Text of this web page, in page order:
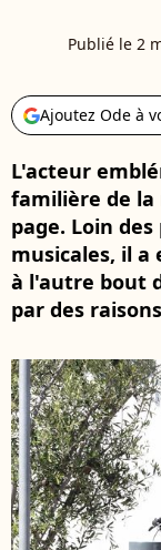
Publié le 2
Ajoutez Ode à
L'acteur
familière de la
page. Loin
musicales, il a
à l'autre bout
par des